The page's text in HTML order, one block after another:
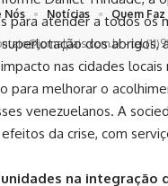
para atender a todos os
dos abrigos,
nas cidades locais
para melhorar o
venezuelanos. A
da crise, com
na integração
“ruído de curto prazo”,
de forma
revelou que a
apenas à trajetória da
dos números
aumento do prêmio de
ou que tem
no Brasil.